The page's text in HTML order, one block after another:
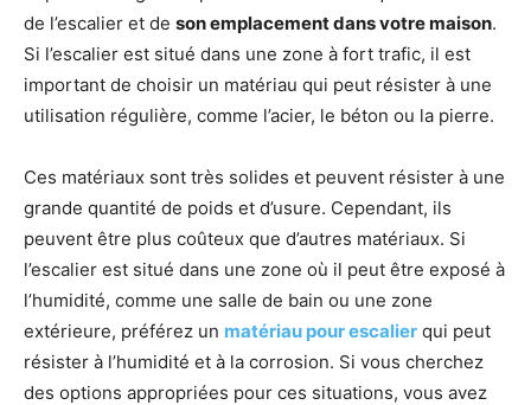
de l’escalier et de son emplacement dans votre maison.
Si l’escalier est situé dans une zone à fort trafic, il est
important de choisir un matériau qui peut résister à une
utilisation régulière, comme l’acier, le béton ou la pierre.
Ces matériaux sont très solides et peuvent résister à une
grande quantité de poids et d’usure. Cependant, ils
peuvent être plus coûteux que d’autres matériaux. Si
l’escalier est situé dans une zone où il peut être exposé à
l’humidité, comme une salle de bain ou une zone
extérieure, préférez un matériau pour escalier qui peut
résister à l’humidité et à la corrosion. Si vous cherchez
des options appropriées pour ces situations, vous avez